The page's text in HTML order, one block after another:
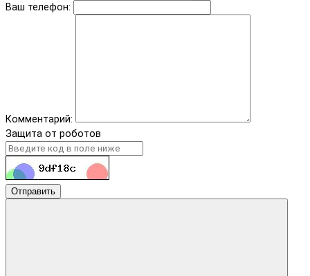
Ваш телефон:
Комментарий:
Защита от роботов
Отправить